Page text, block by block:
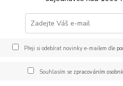
Přeji si odebírat novinky e-mailem dle
Souhlasím se zpracováním